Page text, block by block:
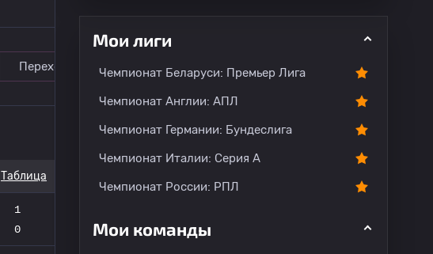
Переходы Все игроки О лиге
Таблица
1
0
Мои лиги
Чемпионат Беларуси: Премьер Лига
Чемпионат Англии: АПЛ
Чемпионат Германии: Бундеслига
Чемпионат Италии: Серия А
Чемпионат России: РПЛ
Мои команды